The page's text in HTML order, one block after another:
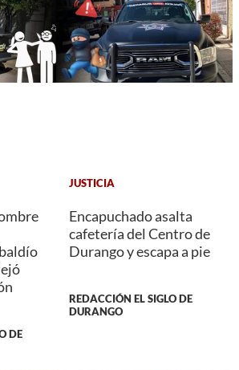
DE
JUSTICIA
Encapuchado asalta
cafetería del Centro de
Durango y escapa a pie
REDACCIÓN EL SIGLO DE
DURANGO